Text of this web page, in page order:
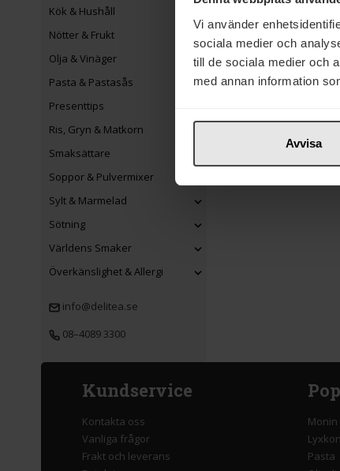
Vi använder
sociala medier och
till de sociala medier och
med annan information
Avvisa
Kök & Hushåll
Nötter & Frukt
Olja & Vinäger
Pasta & Pastasås
Presenttips
Ris, Gryn & Matkorn
Smaksättare
Soppor & Pulvermixer
Sylt & Marmelad
Sötning
Världens Smaker
Överkänslighet & Allergi
info@delitea.se
08–4089 3300
Kundservice
Kontakta oss
Vanliga frågor
Frakt och leverans
Monin
Pasta